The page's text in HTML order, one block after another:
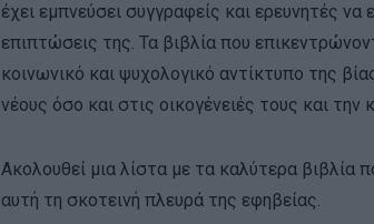
έχει εμπνεύσει συγγραφείς και ερευνητές να
επιπτώσεις της. Τα βιβλία που
κοινωνικό και ψυχολογικό αντίκτυπο της
νέους όσο και στις οικογένειές τους και την
Ακολουθεί μια λίστα με τα καλύτερα
αυτή τη σκοτεινή πλευρά της εφηβείας.